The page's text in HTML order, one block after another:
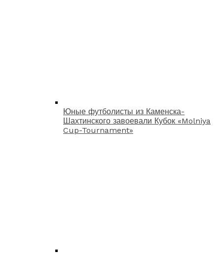
Юные футболисты из Каменска-
Шахтинского завоевали Кубок «Molniya
Cup-Tournament»